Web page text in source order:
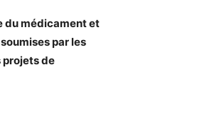
du médicament et
par les
projets de